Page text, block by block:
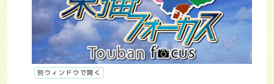
別ウィンドウで開く